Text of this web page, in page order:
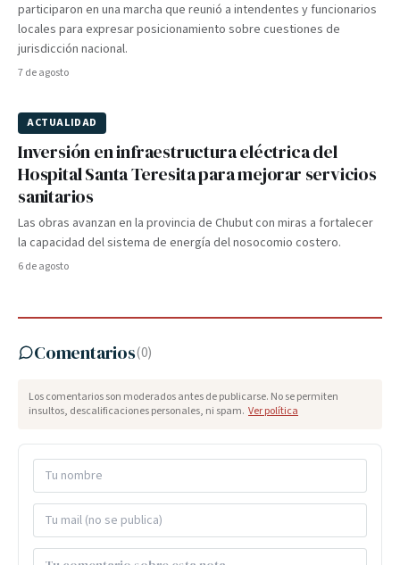
participaron en una marcha que reunió a intendentes y funcionarios
locales para expresar posicionamiento sobre cuestiones de
jurisdicción nacional.
7 de agosto
ACTUALIDAD
Inversión en infraestructura eléctrica del
Hospital Santa Teresita para mejorar servicios
sanitarios
Las obras avanzan en la provincia de Chubut con miras a fortalecer
la capacidad del sistema de energía del nosocomio costero.
6 de agosto
Comentarios(0)
Los comentarios son moderados antes de publicarse. No se permiten
insultos, descalificaciones personales, ni spam. Ver política